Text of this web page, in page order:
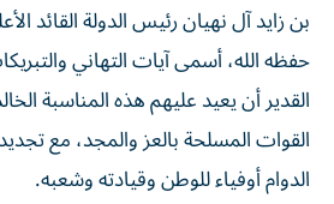
بن زايد آل نهيان رئيس الدولة القائد
حفظه الله، أسمى آيات التهاني
القدير أن يعيد عليهم هذه المناسبة
القوات المسلحة بالعز والمجد، مع
الدوام أوفياء للوطن وقيادته وشعبه.